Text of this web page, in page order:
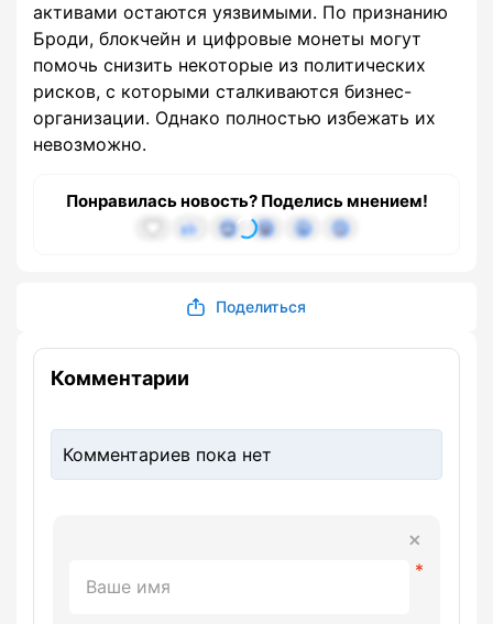
активами остаются уязвимыми. По признанию
Броди, блокчейн и цифровые монеты могут
помочь снизить некоторые из политических
рисков, с которыми сталкиваются бизнес-
организации. Однако полностью избежать их
невозможно.
Понравилась новость? Поделись мнением!
Поделиться
Комментарии
Комментариев пока нет